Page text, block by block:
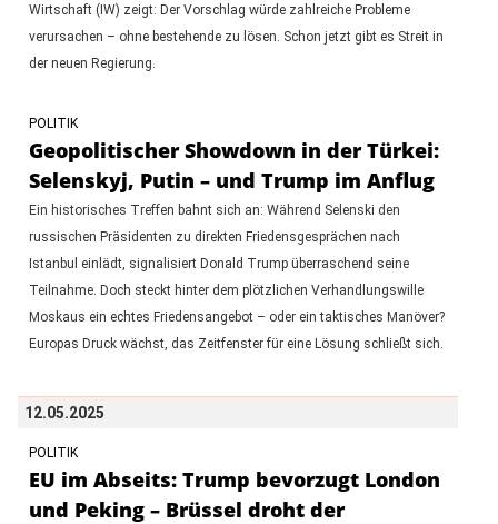
Wirtschaft (IW) zeigt: Der Vorschlag würde zahlreiche Probleme
verursachen – ohne bestehende zu lösen. Schon jetzt gibt es Streit in
der neuen Regierung.
POLITIK
Geopolitischer Showdown in der Türkei:
Selenskyj, Putin – und Trump im Anflug
Ein historisches Treffen bahnt sich an: Während Selenski den
russischen Präsidenten zu direkten Friedensgesprächen nach
Istanbul einlädt, signalisiert Donald Trump überraschend seine
Teilnahme. Doch steckt hinter dem plötzlichen Verhandlungswille
Moskaus ein echtes Friedensangebot – oder ein taktisches Manöver?
Europas Druck wächst, das Zeitfenster für eine Lösung schließt sich.
12.05.2025
POLITIK
EU im Abseits: Trump bevorzugt London
und Peking – Brüssel droht der